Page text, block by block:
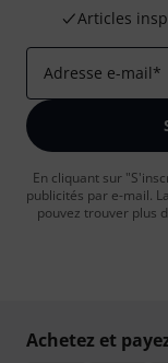
Articles
Adresse e-mail*
En cliquant sur
publicités par e-mail.
pouvez trouver plus
Achetez et